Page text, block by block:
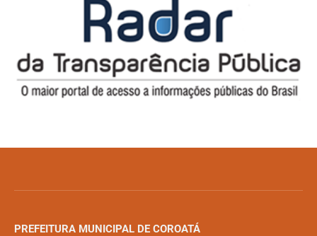
PREFEITURA MUNICIPAL DE COROATÁ